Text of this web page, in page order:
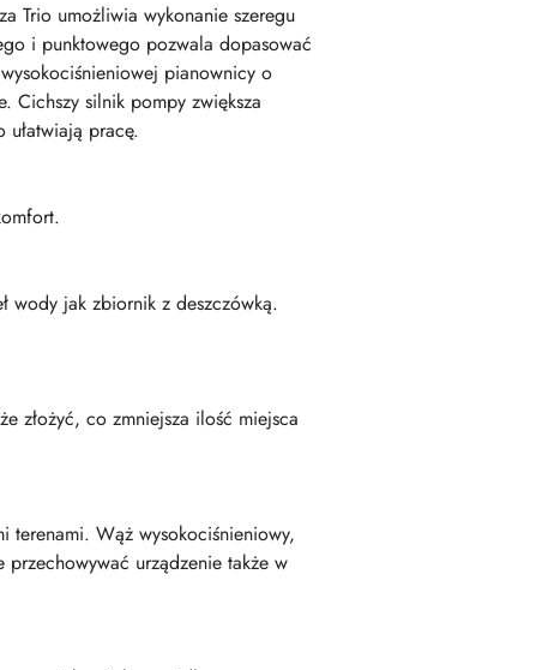
Trio umożliwia wykonanie szeregu
i punktowego pozwala dopasować
pianownicy o
Cichszy silnik pompy zwiększa
ułatwiają pracę.
wody jak zbiornik z deszczówką.
złożyć, co zmniejsza ilość miejsca
terenami. Wąż wysokociśnieniowy,
urządzenie także w